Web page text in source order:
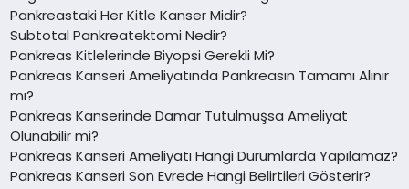
Pankreastaki Her Kitle Kanser Midir?
Subtotal Pankreatektomi Nedir?
Pankreas Kitlelerinde Biyopsi Gerekli Mi?
Pankreas Kanseri Ameliyatında Pankreasın Tamamı Alınır
mı?
Pankreas Kanserinde Damar Tutulmuşsa Ameliyat
Olunabilir mi?
Pankreas Kanseri Ameliyatı Hangi Durumlarda Yapılamaz?
Pankreas Kanseri Son Evrede Hangi Belirtileri Gösterir?